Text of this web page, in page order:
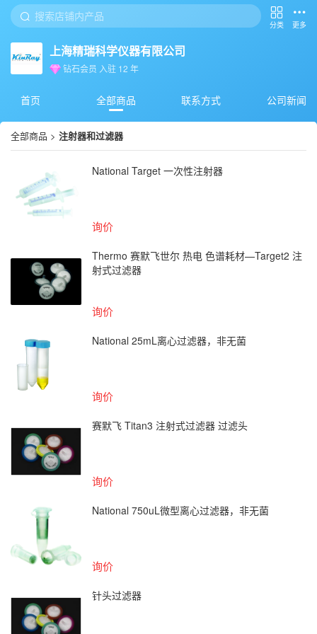
分类 更多
上海精瑞科学仪器有限公司
钻石会员 入驻 12 年
首页 全部商品 联系方式 公司新闻
全部商品 > 注射器和过滤器
National Target 一次性注射器
询价
Thermo 赛默飞世尔 热电 色谱耗材—Target2 注
射式过滤器
询价
National 25mL离心过滤器，非无菌
询价
赛默飞 Titan3 注射式过滤器 过滤头
询价
National 750uL微型离心过滤器，非无菌
询价
针头过滤器